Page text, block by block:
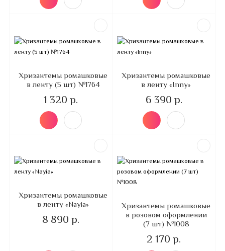
Хризантемы ромашковые
в ленту (5 шт) №1764
1 320 р.
Хризантемы ромашковые
в ленту «Inny»
6 390 р.
Хризантемы ромашковые
в ленту «Nayia»
8 890 р.
Хризантемы ромашковые
в розовом оформлении
(7 шт) №1008
2 170 р.